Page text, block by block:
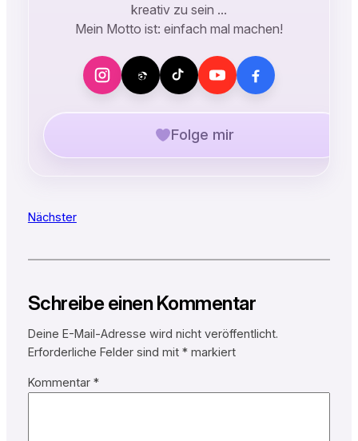
kreativ zu sein …
Mein Motto ist: einfach mal machen!
Folge mir
Nächster
Schreibe einen Kommentar
Deine E-Mail-Adresse wird nicht veröffentlicht.
Erforderliche Felder sind mit *markiert
Kommentar *